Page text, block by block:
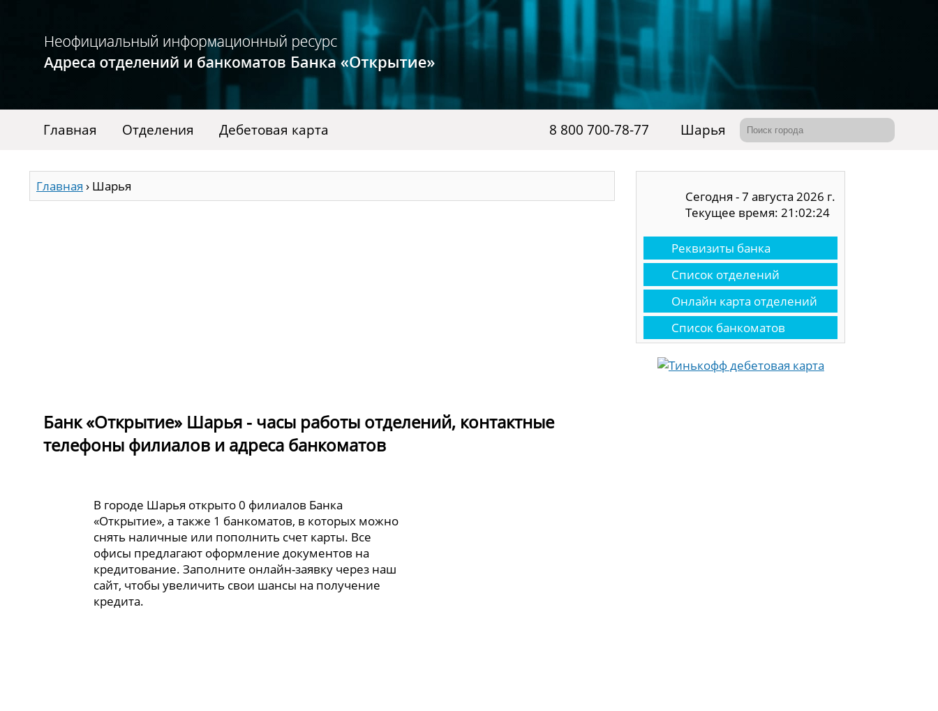
Главная Отделения Дебетовая карта 8 800 700-78-77 Шарья
Главная › Шарья
Банк «Открытие» Шарья - часы работы отделений, контактные
телефоны филиалов и адреса банкоматов
В городе Шарья открыто 0 филиалов Банка
«Открытие», а также 1 банкоматов, в которых можно
снять наличные или пополнить счет карты. Все
офисы предлагают оформление документов на
кредитование. Заполните онлайн-заявку через наш
сайт, чтобы увеличить свои шансы на получение
кредита.
Сегодня - 7 августа 2026 г.
Текущее время: 21:02:25
Реквизиты банка
Список отделений
Онлайн карта отделений
Список банкоматов